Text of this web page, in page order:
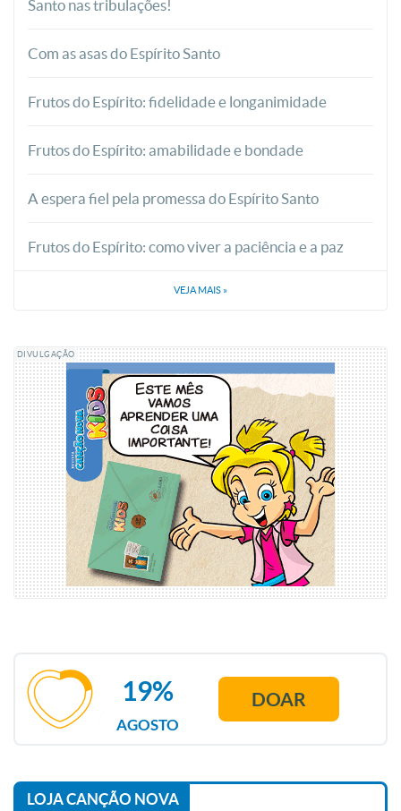
Santo nas tribulações!
Com as asas do Espírito Santo
Frutos do Espírito: fidelidade e longanimidade
Frutos do Espírito: amabilidade e bondade
A espera fiel pela promessa do Espírito Santo
Frutos do Espírito: como viver a paciência e a paz
VEJA MAIS »
DIVULGAÇÃO
AGOSTO
19% DOAR
LOJA CANÇÃO NOVA